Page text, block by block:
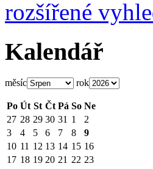
rozšířené
Kalendář
měsíc rok
Po Út St Čt Pá So Ne
27 28 29 30 31 1
2
3
4 5 6 7 8
9
10 11 12 13 14 15 16
17 18 19 20 21 22 23